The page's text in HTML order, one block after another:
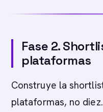
Fase 2.
plataformas
Construye la
plataformas, no